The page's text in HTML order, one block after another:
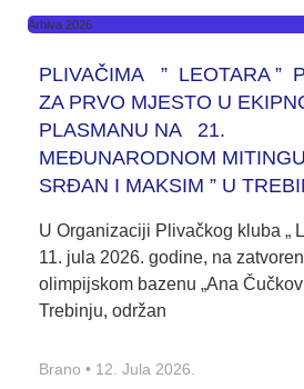
Arhiva 2026
PLIVAČIMA ” LEOTARA ”
ZA PRVO MJESTO U
PLASMANU NA 21.
MEĐUNARODNOM
SRĐAN I MAKSIM ” U
U Organizaciji Plivačkog kluba „
11. jula 2026. godine, na
olimpijskom bazenu „Ana
Trebinju, održan
Brano 12. Jula 2026.